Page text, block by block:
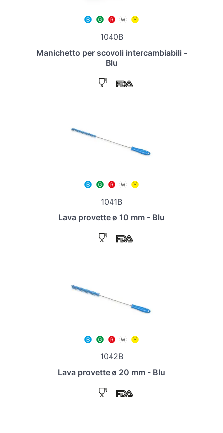
1040B
Manichetto per scovoli intercambiabili -
Blu
1041B
Lava provette ø 10 mm - Blu
1042B
Lava provette ø 20 mm - Blu